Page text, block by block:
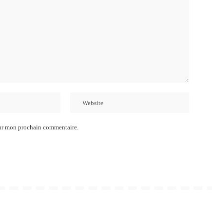
mon prochain commentaire.